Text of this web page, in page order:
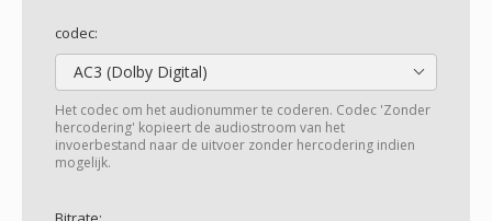
codec:
AC3 (Dolby Digital)
Het codec om het audionummer te coderen. Codec 'Zonder
hercodering' kopieert de audiostroom van het
invoerbestand naar de uitvoer zonder hercodering indien
mogelijk.